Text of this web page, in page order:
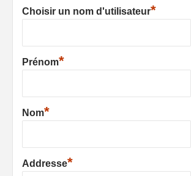
Choisir un nom d'utilisateur*
Prénom*
Nom*
Addresse*